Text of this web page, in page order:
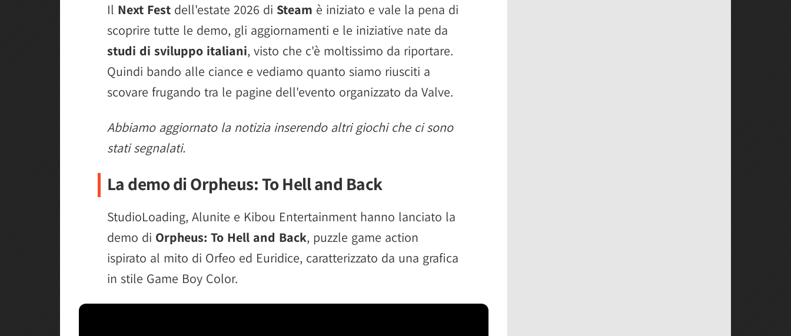
Il Next Fest dell'estate 2026 di Steam è iniziato e vale la pena di
scoprire tutte le demo, gli aggiornamenti e le iniziative nate da
studi di sviluppo italiani, visto che c'è moltissimo da riportare.
Quindi bando alle ciance e vediamo quanto siamo riusciti a
scovare frugando tra le pagine dell'evento organizzato da Valve.
Abbiamo aggiornato la notizia inserendo altri giochi che ci sono
stati segnalati.
La demo di Orpheus: To Hell and Back
StudioLoading, Alunite e Kibou Entertainment hanno lanciato la
demo di Orpheus: To Hell and Back, puzzle game action
ispirato al mito di Orfeo ed Euridice, caratterizzato da una grafica
in stile Game Boy Color.